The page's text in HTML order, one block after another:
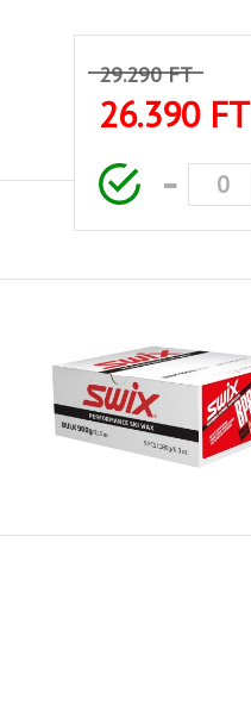
29.290 FT
26.390 FT
- 0